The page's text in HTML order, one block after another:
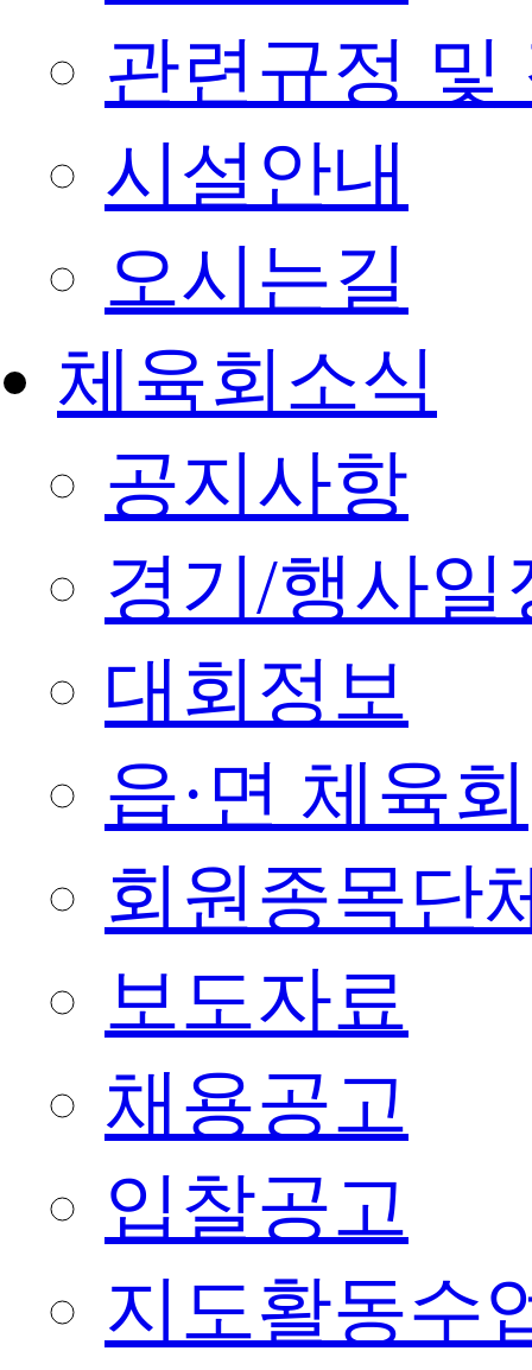
관련규정 및
시설안내
오시는길
체육회소식
공지사항
경기/행사일
대회정보
읍·면 체육회
회원종목단
보도자료
채용공고
입찰공고
지도활동수